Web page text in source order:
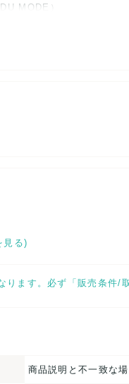
MODE）
なります。
ますので、
見る)
ます。必ず「販売条件/
商品説明と不一致な